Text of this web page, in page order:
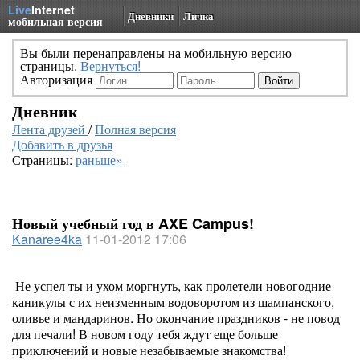
LiveInternet
мобильная версия Дневники Личка
Вы были перенаправлены на мобильную версию
страницы. Вернуться!
Авторизация
Дневник
Лента друзей /Полная версия
Добавить в друзья
Страницы: раньше»
Новый учебный год в AXE Campus!
Kanaree4ka 11-01-2012 17:06
Не успел ты и ухом моргнуть, как пролетели новогодние
каникулы с их неизменным водоворотом из шампанского,
оливье и мандаринов. Но окончание праздников - не повод
для печали! В новом году тебя ждут еще больше
приключений и новые незабываемые знакомства!